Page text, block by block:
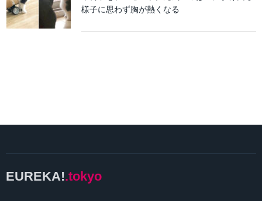
様子に思わず胸が熱くなる
EUREKA!.tokyo